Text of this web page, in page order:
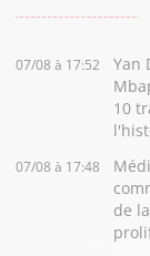
07/08 à 17:52
Yan
10
07/08 à 17:48
de